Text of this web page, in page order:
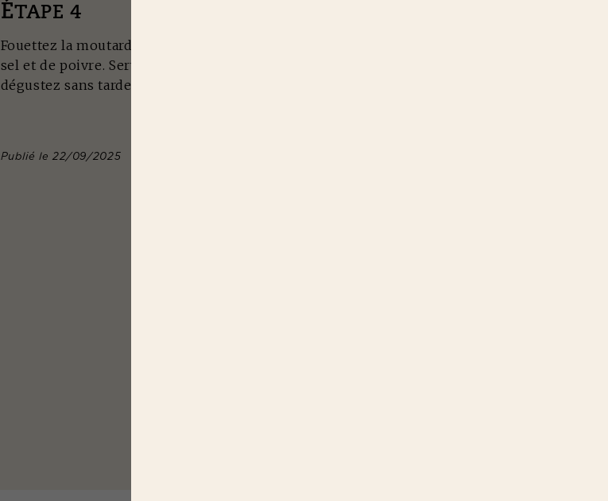
ÉTAPE 4
Fouettez la moutarde, le miel, le vinaigre et l'huile avec un peu de
sel et de poivre. Servez les bowls avec la sauce miel moutarde puis
dégustez sans tarder.
Publié le 22/09/2025